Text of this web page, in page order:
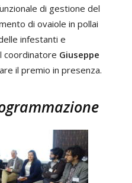
di gestione del
di ovaiole in pollai
infestanti e
coordinatore Giuseppe
il premio in presenza.